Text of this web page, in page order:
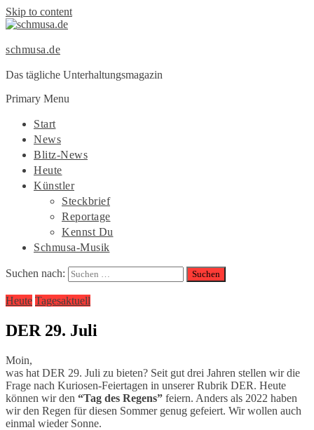
Skip to content
schmusa.de
Das tägliche Unterhaltungsmagazin
Primary Menu
Start
News
Blitz-News
Heute
Künstler
Steckbrief
Reportage
Kennst Du
Schmusa-Musik
Suchen nach:
Heute Tagesaktuell
DER 29. Juli
Moin,
was hat DER 29. Juli zu bieten? Seit gut drei Jahren stellen wir die
Frage nach Kuriosen-Feiertagen in unserer Rubrik DER. Heute
können wir den “Tag des Regens” feiern. Anders als 2022 haben
wir den Regen für diesen Sommer genug gefeiert. Wir wollen auch
einmal wieder Sonne.